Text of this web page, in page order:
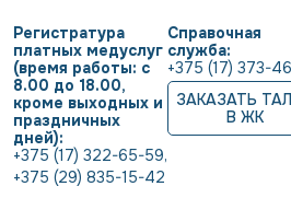
Регистратура
платных медуслуг
(время работы: с
8.00 до 18.00,
кроме выходных и
праздничных
дней):
+375 (17) 322-65-59,
+375 (29) 835-15-42
Справочная
служба:
+375 (17) 373-
ЗАКАЗАТЬ
В ЖК